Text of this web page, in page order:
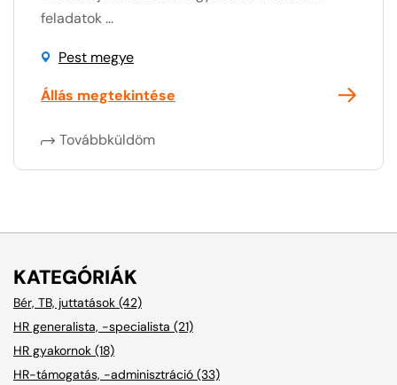
feladatok ...
Pest megye
Állás megtekintése
Továbbküldöm
KATEGÓRIÁK
Bér, TB, juttatások (42)
HR generalista, -specialista (21)
HR gyakornok (18)
HR-támogatás, -adminisztráció (33)